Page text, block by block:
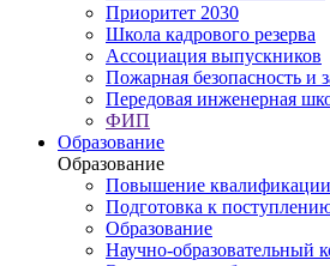
Приоритет 2030
Школа кадрового резерва
Ассоциация выпускников
Пожарная безопасность и
Передовая инженерная
ФИП
Образование
Образование
Повышение квалификации
Подготовка к
Образование
Научно-образовательный